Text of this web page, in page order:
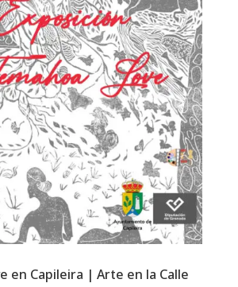
en Capileira | Arte en la Calle